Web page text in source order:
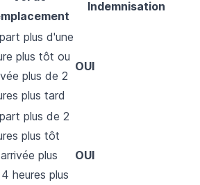
Indemnisation
plus d'une
plus tôt ou
plus de 2
plus tard
OUI
plus de 2
plus tôt
plus
heures plus
OUI